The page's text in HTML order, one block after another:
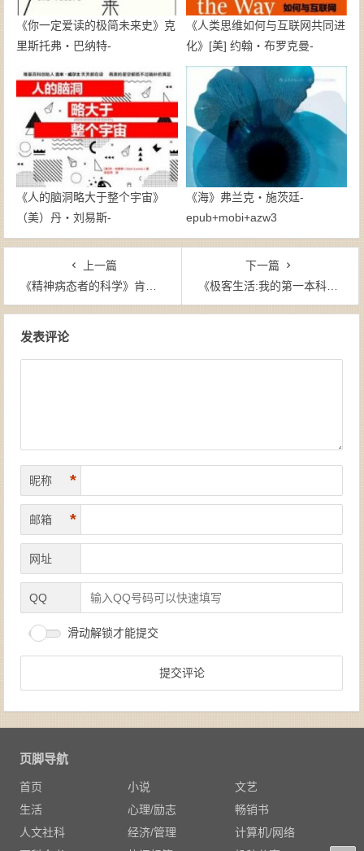
《你一定爱读的极简未来史》克
里斯托弗・巴纳特-
《人类思维如何与互联网共同进
化》[美] 约翰・布罗克曼-
epub+mobi+azw3
《人的脑洞略大于整个宇宙》
（美）丹・刘易斯-
epub+mobi+azw3
《海》弗兰克・施茨廷-
epub+mobi+azw3
上一篇
《精神病态者的科学》肯特·基尔（作者）-epub+mobi+azw3
下一篇
《极客生活:我的第一本科学生活用书》科林·斯图尔特 等（作者）-epub+mobi+azw3
发表评论
昵称 *
邮箱 *
网址
QQ
滑动解锁才能提交
页脚导航
首页 小说
文艺
生活
心理/励志
畅销书
人文社科
经济/管理
计算机/网络